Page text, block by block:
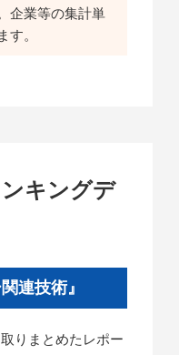
企業等の集計単
す。
キングデ
連技術』
りまとめたレポー